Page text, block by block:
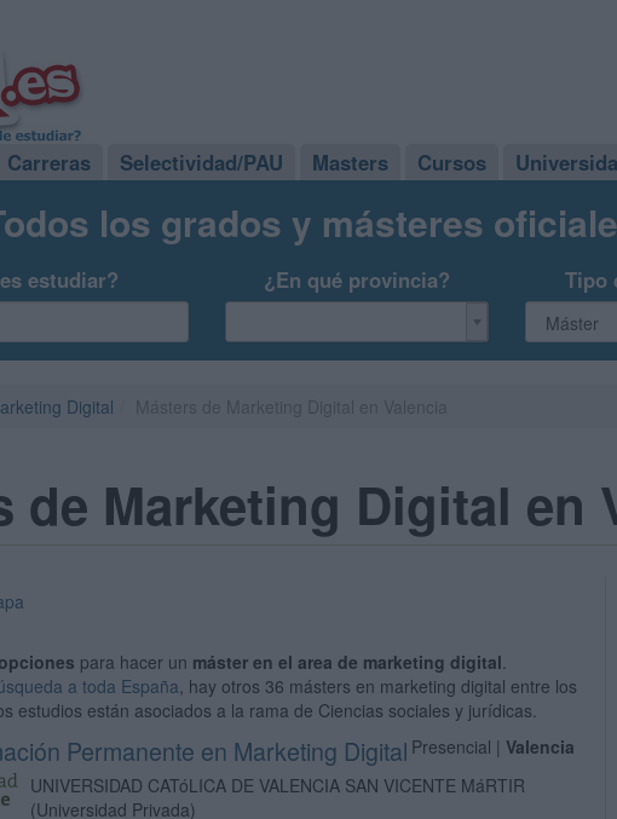
Carreras Selectividad/PAU Masters Cursos
los grados y másteres
estudiar? ¿En qué provincia? Tipo
Digital
de Marketing Digital en
para hacer un máster en el area de marketing digital.
a toda España, hay otros 36 másters en marketing digital entre los
estudios están asociados a la rama de Ciencias sociales y jurídicas.
Presencial |Valencia
Permanente en Marketing Digital
UNIVERSIDAD CATóLICA DE VALENCIA SAN VICENTE MáRTIR
(Universidad Privada)